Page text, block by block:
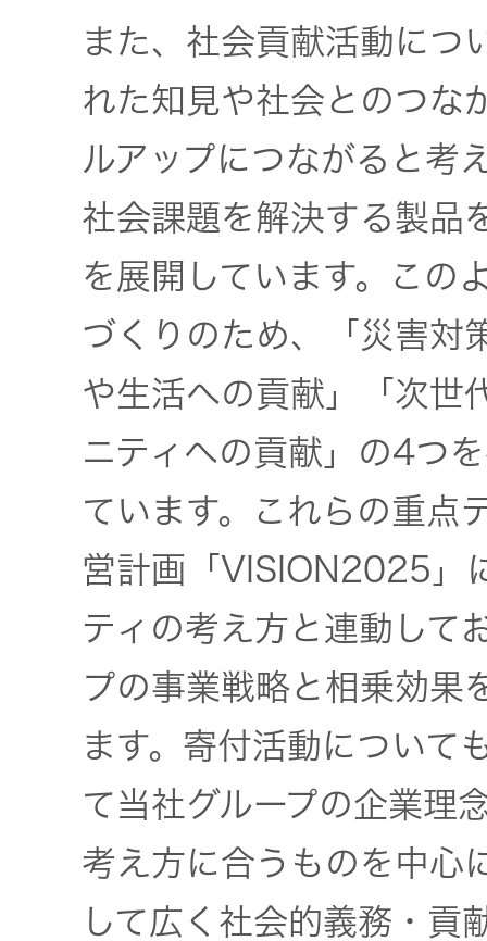
スポーツ
コミュニ
ケーショ
ンアプリ
KENWOOD
トップ
(カーナ
ビ、ドラ
イブレコ
ーダー、
カーオー
ディオ)
オーディ
オ
無線通信
装置
ル電源
トガバナン
事業等のリ
スク
リスクマネ
ジメント
沿革
マルチステ
ークホルダ
ー方針
トップ
ニュースリ
リース
新卒採用
経営計画
の対話
資本コスト
や株価を意
への取り組
み
事業概要
IRポリシー
アナリスト
一覧
よくあるご
質問
IRに関する
お問い合わ
せ
環境 (E)
社会 (S)
サステナ
ビリティ
また、社会貢献活動につ
れた知見や社会とのつな
ルアップにつながると考
社会課題を解決する製品
を展開しています。この
づくりのため、「災害対
や生活への貢献」「次世
ニティへの貢献」の4つ
ています。これらの重点
営計画「VISION2025」
ティの考え方と連動して
プの事業戦略と相乗効果
ます。寄付活動について
て当社グループの企業理
考え方に合うものを中心
して広く社会的義務・貢